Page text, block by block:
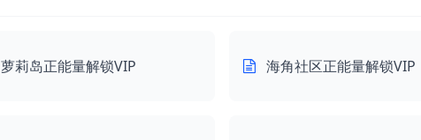
萝莉岛正能量解锁VIP 海角社区正能量解锁VIP